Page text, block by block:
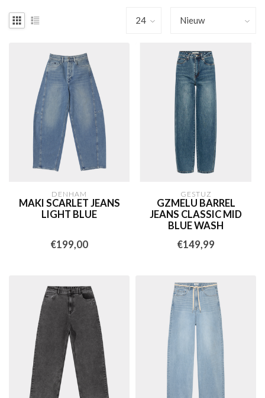
DENHAM
MAKI SCARLET JEANS
LIGHT BLUE
€199,00
GESTUZ
GZMELU BARREL
JEANS CLASSIC MID
BLUE WASH
€149,99